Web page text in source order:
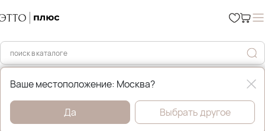
Главная Весна
Ваше местоположение: Москва?
Да Выбрать другое